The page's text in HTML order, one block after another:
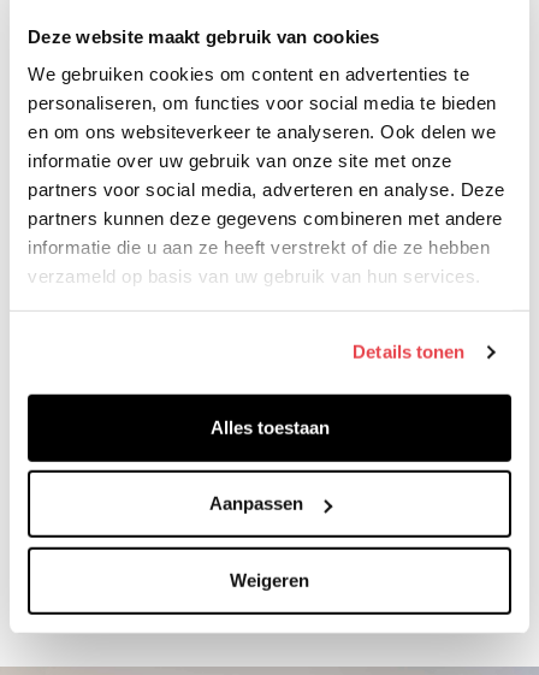
Deze website maakt gebruik van cookies
We gebruiken cookies om content en advertenties te
personaliseren, om functies voor social media te bieden
en om ons websiteverkeer te analyseren. Ook delen we
informatie over uw gebruik van onze site met onze
partners voor social media, adverteren en analyse. Deze
partners kunnen deze gegevens combineren met andere
informatie die u aan ze heeft verstrekt of die ze hebben
verzameld op basis van uw gebruik van hun services.
Details tonen
Alles toestaan
Aanpassen
Weigeren
inspirerende wijze te delen. Het kunstwerk aan de muur houdt zo de
collectieve ambitie levend en zorgt er waarschijnlijk ook voor dat
deze wordt behaald! En dan is het tijd voor een nieuw kunstwerk!
Lees meer
Jef van den Hout5 feb 2022
Wetenschappelijke publicatie
Promoting the Emergence of Team Flow
in Organizations
teamleden, leiders en experts, analyseert de praktische toepassing
van het Teamflow Model. De resultaten bevestigen bestaande
collectieve ambitie, professionele autonomie en open
communicatie actief en zorgvuldig moeten worden gestimuleerd